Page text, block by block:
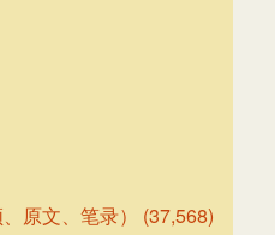
原文、笔录）
(37,568)